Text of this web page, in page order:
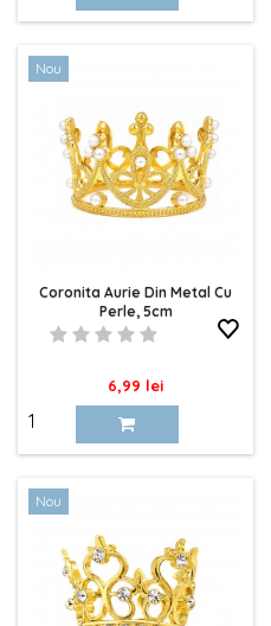
Nou
Coronita Aurie Din Metal Cu
Perle, 5cm
Pret
6,99 lei
Nou